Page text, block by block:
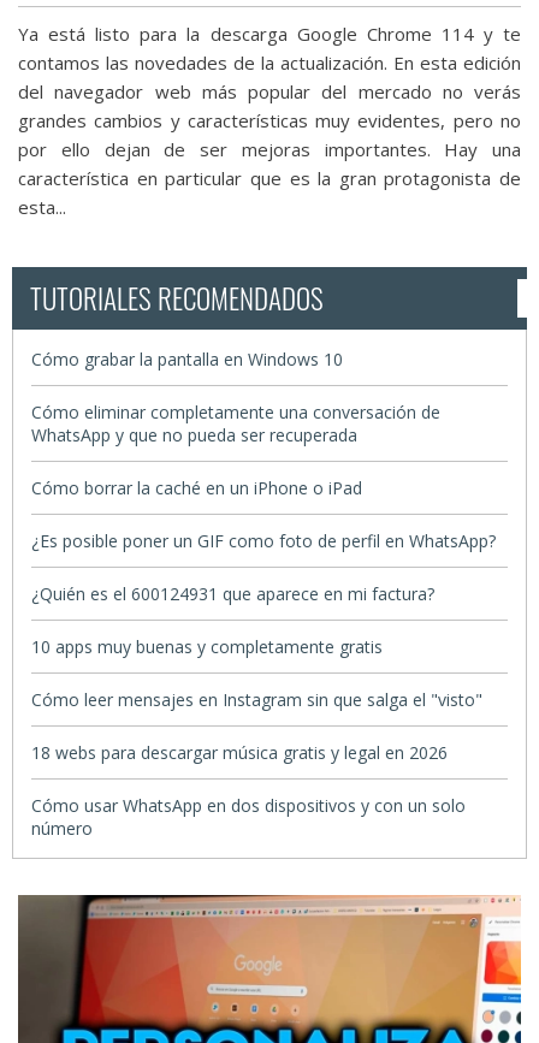
Ya está listo para la descarga Google Chrome 114 y te
contamos las novedades de la actualización. En esta edición
del navegador web más popular del mercado no verás
grandes cambios y características muy evidentes, pero no
por ello dejan de ser mejoras importantes. Hay una
característica en particular que es la gran protagonista de
esta...
TUTORIALES RECOMENDADOS
Cómo grabar la pantalla en Windows 10
Cómo eliminar completamente una conversación de
WhatsApp y que no pueda ser recuperada
Cómo borrar la caché en un iPhone o iPad
¿Es posible poner un GIF como foto de perfil en WhatsApp?
¿Quién es el 600124931 que aparece en mi factura?
10 apps muy buenas y completamente gratis
Cómo leer mensajes en Instagram sin que salga el "visto"
18 webs para descargar música gratis y legal en 2026
Cómo usar WhatsApp en dos dispositivos y con un solo
número